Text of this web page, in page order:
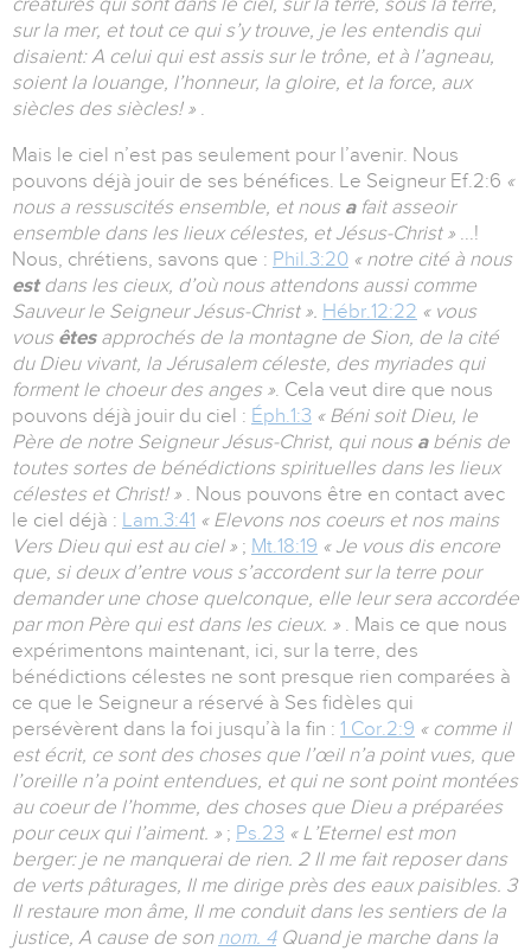
sur la mer, et tout ce qui s’y trouve, je les entendis qui
disaient: A celui qui est assis sur le trône, et à l’agneau,
soient la louange, l’honneur, la gloire, et la force, aux
siècles des siècles! » .
Mais le ciel n’est pas seulement pour l’avenir. Nous
pouvons déjà jouir de ses bénéfices. Le Seigneur Ef.2:6 «
nous a ressuscités ensemble, et nous afait asseoir
ensemble dans les lieux célestes, et Jésus-Christ » ...!
Nous, chrétiens, savons que : Phil.3:20 « notre cité à nous
estdans les cieux, d’où nous attendons aussi comme
Sauveur le Seigneur Jésus-Christ ». Hébr.12:22 « vous
vous êtesapprochés de la montagne de Sion, de la cité
du Dieu vivant, la Jérusalem céleste, des myriades qui
forment le choeur des anges ». Cela veut dire que nous
pouvons déjà jouir du ciel : Éph.1:3 « Béni soit Dieu, le
Père de notre Seigneur Jésus-Christ, qui nous abénis de
toutes sortes de bénédictions spirituelles dans les lieux
célestes et Christ! » . Nous pouvons être en contact avec
le ciel déjà : Lam.3:41 « Elevons nos coeurs et nos mains
Vers Dieu qui est au ciel » ; Mt.18:19 « Je vous dis encore
que, si deux d’entre vous s’accordent sur la terre pour
demander une chose quelconque, elle leur sera accordée
par mon Père qui est dans les cieux. » . Mais ce que nous
expérimentons maintenant, ici, sur la terre, des
bénédictions célestes ne sont presque rien comparées à
ce que le Seigneur a réservé à Ses fidèles qui
persévèrent dans la foi jusqu’à la fin : 1 Cor.2:9 « comme il
est écrit, ce sont des choses que l’œil n’a point vues, que
l’oreille n’a point entendues, et qui ne sont point montées
au coeur de l’homme, des choses que Dieu a préparées
pour ceux qui l’aiment. » ; Ps.23 « L’Eternel est mon
berger: je ne manquerai de rien. 2 Il me fait reposer dans
de verts pâturages, Il me dirige près des eaux paisibles. 3
Il restaure mon âme, Il me conduit dans les sentiers de la
justice, A cause de son nom. 4Quand je marche dans la